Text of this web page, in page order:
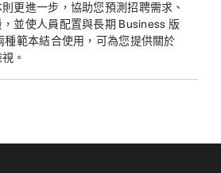
更進一步，協助您預測招聘需求、
並使人員配置與長期 Business 版
種範本結合使用，可為您提供關於
。